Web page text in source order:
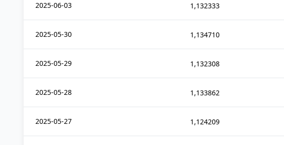
2025-06-03 1,132333
2025-05-30 1,134710
2025-05-29 1,132308
2025-05-28 1,133862
2025-05-27 1,124209